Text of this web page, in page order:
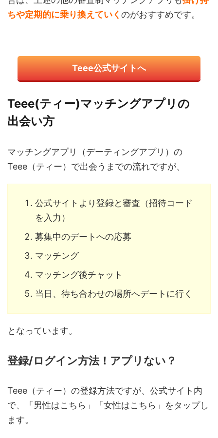
ちや定期的に乗り換えていく のがおすすめです。
Teee公式サイトへ
Teee(ティー)マッチングアプリの
出会い方
マッチングアプリ（デーティングアプリ）の
Teee（ティー）で出会うまでの流れですが、
公式サイトより登録と審査（招待コード
を入力）
募集中のデートへの応募
マッチング
マッチング後チャット
当日、待ち合わせの場所へデートに行く
となっています。
登録/ログイン方法！アプリない？
Teee（ティー）の登録方法ですが、公式サイト内
で、「男性はこちら」「女性はこちら」をタップし
ます。